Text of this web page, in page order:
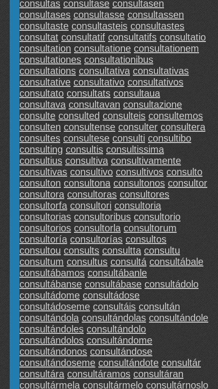
consultas consultase consultasen
consultases consultasse consultassen
consultaste consultasteis consultastes
consultat consultatif consultatifs consultatio
consultation consultatione consultationem
consultationes consultationibus
consultations consultativa consultativas
consultative consultativo consultativos
consultato consultats consultaua
consultava consultavan consultazione
consulte consulted consulteis consultemos
consulten consultense consulter consultera
consultes consultese consulti consultibo
consulting consultis consultissima
consultius consultiva consultivamente
consultivas consultivo consultivos consulto
consulton consultona consultonos consultor
consultora consultoras consultores
consultorfa consultori consultoria
consultorias consultoribus consultorio
consultorios consultorla consultorum
consultoría consultorías consultos
consultou consults consultta consultu
consultum consultus consultá consultábale
consultábamos consultábanle
consultábanse consultábase consultádolo
consultádome consultádose
consultádoseme consultáis consultán
consultándola consultándolas consultándole
consultándoles consultándolo
consultándolos consultándome
consultándonos consultándose
consultándoseme consultándote consultár
consultára consultáramos consultáran
consultármela consultármelo consultárnoslo